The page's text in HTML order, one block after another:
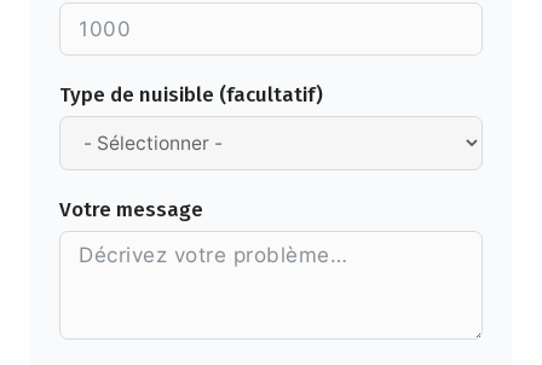
Type de nuisible (facultatif)
Votre message